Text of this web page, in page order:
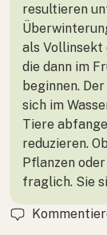
resultieren
als Vollinsekt
die dann im
beginnen.
sich im
Tiere
reduzieren.
Pflanzen
fraglich. Sie